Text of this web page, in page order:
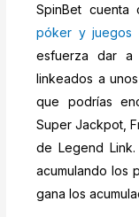
SpinBet cuenta
póker y juegos
esfuerza dar a
linkeados a
que podrías
Super Jackpot,
de Legend
acumulando los
gana los